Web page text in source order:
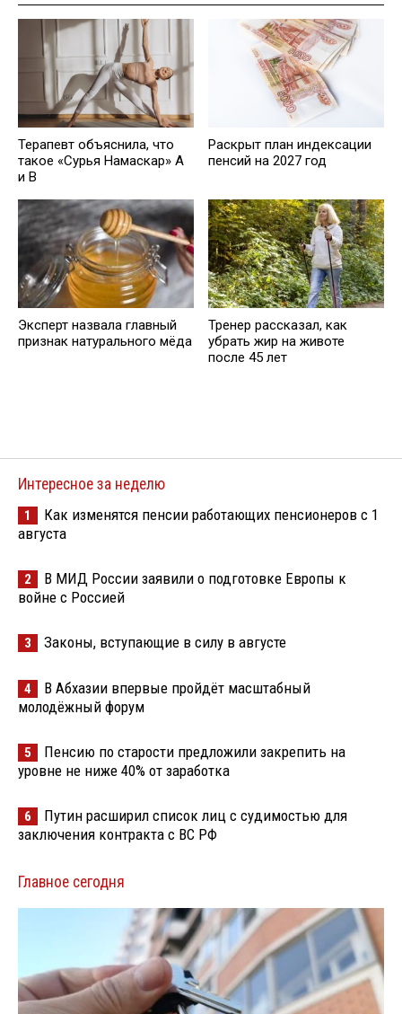
Терапевт объяснила, что
такое «Сурья Намаскар» А
и В
Рaскрыт план индексации
пенсий на 2027 год
Эксперт назвала главный
признак натурального мёда
Тренер рассказал, как
убрать жир на животе
после 45 лет
Интересное за неделю
1
Как изменятся пенсии работающих пенсионеров с 1
августа
2
В МИД России заявили о подготовке Европы к
войне с Россией
3 Законы, вступающие в силу в августе
4
В Абхазии впервые пройдёт масштабный
молодёжный форум
5
Пенсию по старости предложили закрепить на
уровне не ниже 40% от заработка
6
Путин расширил список лиц с судимостью для
заключения контракта с ВС РФ
Главное сегодня